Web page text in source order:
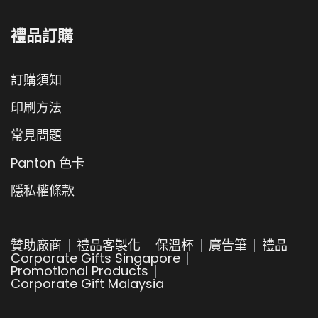
禮品訂購
訂購須知
印刷方法
常見問題
Panton 色卡
隱私權條款
贊助廠商 禮品客製化 保溫杯 廣告筆 禮品
Corporate Gifts Singapore
Promotional Products
Corporate Gift Malaysia